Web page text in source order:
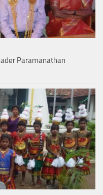
Paramanathan